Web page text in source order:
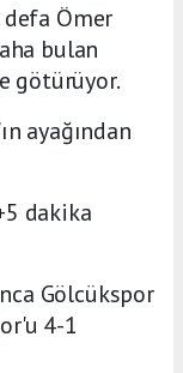
defa Ömer
bulan
götürüyor.
ayağından
dakika
Gölcükspor
4-1